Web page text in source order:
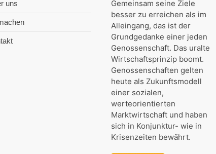
uns
Gemeinsam seine Ziele
besser zu erreichen als im
Alleingang, das ist der
Grundgedanke einer jeden
Genossenschaft. Das uralte
Wirtschaftsprinzip boomt.
Genossenschaften gelten
heute als Zukunftsmodell
einer sozialen,
werteorientierten
Marktwirtschaft und haben
sich in Konjunktur- wie in
Krisenzeiten bewährt.